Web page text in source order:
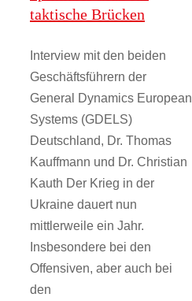
taktische Brücken
Interview mit den beiden
Geschäftsführern der
General Dynamics European
Systems (GDELS)
Deutschland, Dr. Thomas
Kauffmann und Dr. Christian
Kauth Der Krieg in der
Ukraine dauert nun
mittlerweile ein Jahr.
Insbesondere bei den
Offensiven, aber auch bei
den